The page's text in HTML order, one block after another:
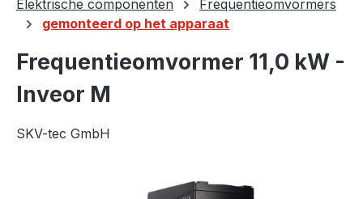
Elektrische componenten
Frequentieomvormers
gemonteerd op het apparaat
Frequentieomvormer 11,0 kW -
Inveor M
SKV-tec GmbH
Afbeeldingengalerij overslaan